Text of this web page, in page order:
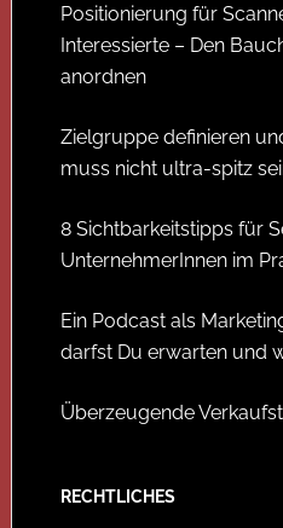
Positionierung für
Interessierte – Den
anordnen
Zielgruppe definieren
muss nicht ultra-spitz
8 Sichtbarkeitstipps für
UnternehmerInnen im
Ein Podcast als
darfst Du erwarten und
Überzeugende
RECHTLICHES